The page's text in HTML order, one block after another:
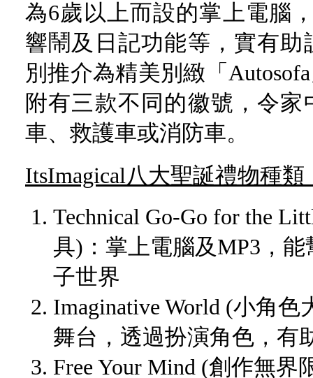
為6歲以上而設的掌上電腦
響鬧及日記功能等，實有
別推介為精美別緻「
附有三款不同的徽號，令
車、救護車或消防車。
ItsImagical八大聖誕禮物種類
Technical Go-Go for the
具)：掌上電腦及MP3，
子世界
Imaginative World (小角
舞台，透過扮演角色，有
Free Your Mind (創作無